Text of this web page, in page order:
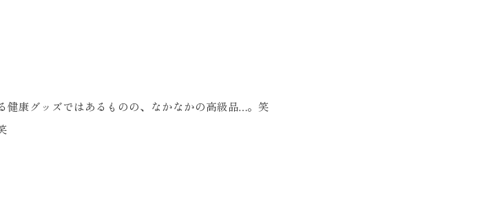
健康グッズではあるものの、なかなかの高級品…。笑